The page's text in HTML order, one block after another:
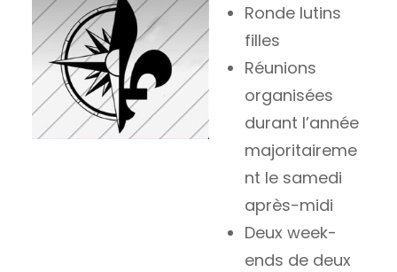
Ronde lutins
filles
Réunions
organisées
durant l’année
majoritaireme
nt le samedi
après-midi
Deux week-
ends de deux